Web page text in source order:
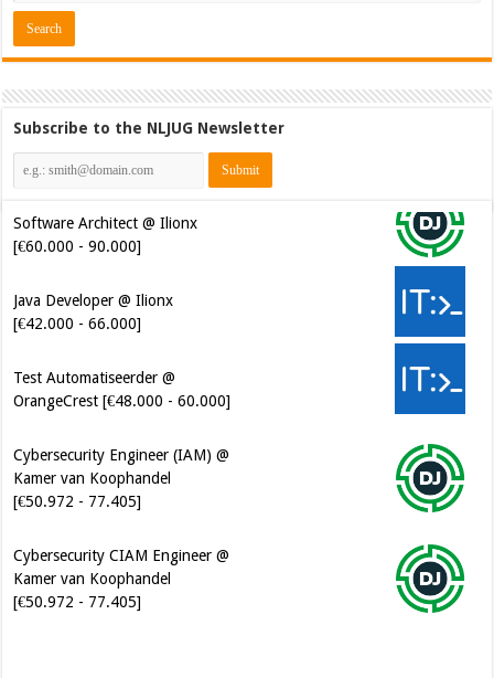
Subscribe to the NLJUG Newsletter
Software Architect @ Ilionx
[€60.000 - 90.000]
Java Developer @ Ilionx
[€42.000 - 66.000]
Test Automatiseerder @
OrangeCrest [€48.000 - 60.000]
Cybersecurity Engineer (IAM) @
Kamer van Koophandel
[€50.972 - 77.405]
Cybersecurity CIAM Engineer @
Kamer van Koophandel
[€50.972 - 77.405]